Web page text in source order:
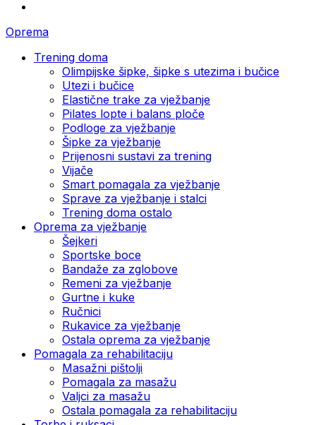
Oprema
Trening doma
Olimpijske šipke, šipke s utezima i bučice
Utezi i bučice
Elastične trake za vježbanje
Pilates lopte i balans ploče
Podloge za vježbanje
Šipke za vježbanje
Prijenosni sustavi za trening
Vijače
Smart pomagala za vježbanje
Sprave za vježbanje i stalci
Trening doma ostalo
Oprema za vježbanje
Šejkeri
Sportske boce
Bandaže za zglobove
Remeni za vježbanje
Gurtne i kuke
Ručnici
Rukavice za vježbanje
Ostala oprema za vježbanje
Pomagala za rehabilitaciju
Masažni pištolji
Pomagala za masažu
Valjci za masažu
Ostala pomagala za rehabilitaciju